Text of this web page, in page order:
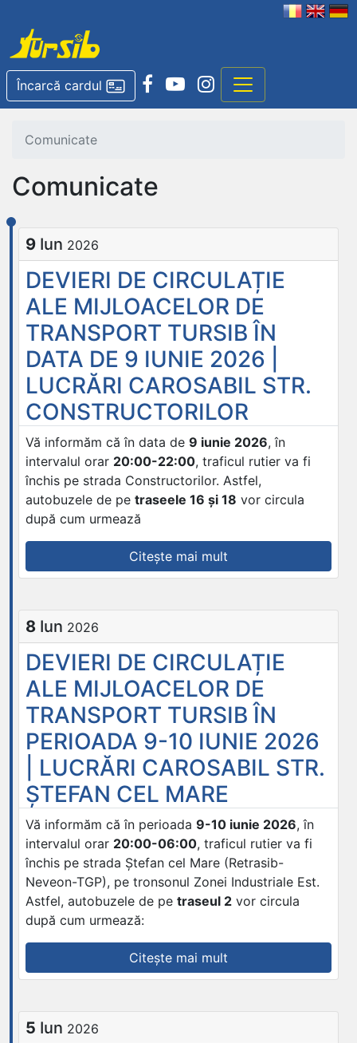
Încarcă cardul
Comunicate
Comunicate
9 Iun 2026
DEVIERI DE CIRCULAȚIE
ALE MIJLOACELOR DE
TRANSPORT TURSIB ÎN
DATA DE 9 IUNIE 2026 |
LUCRĂRI CAROSABIL STR.
CONSTRUCTORILOR
Vă informăm că în data de 9 iunie 2026, în
intervalul orar 20:00-22:00, traficul rutier va fi
închis pe strada Constructorilor. Astfel,
autobuzele de pe traseele 16 și 18 vor circula
după cum urmează
Citește mai mult
DE
ALE
DE
TRANSPORT
TURSIB
ÎN
DATA
DE
9
2026
|
LUCRĂRI
CAROSABIL
STR.
CONSTRUCTORILOR”
8 Iun 2026
DEVIERI DE CIRCULAȚIE
ALE MIJLOACELOR DE
TRANSPORT TURSIB ÎN
PERIOADA 9-10 IUNIE 2026
| LUCRĂRI CAROSABIL STR.
ȘTEFAN CEL MARE
Vă informăm că în perioada 9-10 iunie 2026, în
intervalul orar 20:00-06:00, traficul rutier va fi
închis pe strada Ștefan cel Mare (Retrasib-
Neveon-TGP), pe tronsonul Zonei Industriale Est.
Astfel, autobuzele de pe traseul 2 vor circula
după cum urmează:
Citește mai mult
DE
ALE
5 Iun 2026